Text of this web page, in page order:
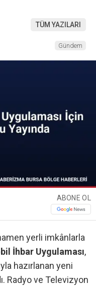
TÜM YAZILARI
Gündem
ABONE OL
yerli imkânlarla
İhbar Uygulaması,
hazırlanan yeni
Radyo ve Televizyon